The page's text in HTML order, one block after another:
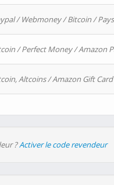
/ Webmoney / Bitcoin /
/ Perfect Money / Amazon
Altcoins / Amazon Gift
?Activer le code revendeur